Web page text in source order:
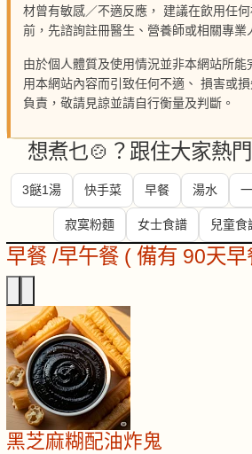
材曾有敏感／不適反應， 建議在飲用任
前，先諮詢註冊醫生、營養師或相關專業
由於個人體質及使用情況並非本網站所
用本網站內容而引致任何不適、 損害或
負責，敬請見諒並請自行衡量及判斷。
想煮乜🍲？跟住大家熱
3餸1湯 快手菜 早餐 湯水
寂寞粉麵 女士食譜 兒童食
早餐 /早午餐 ( 備有 90天早
黑芝麻糊配油炸鬼